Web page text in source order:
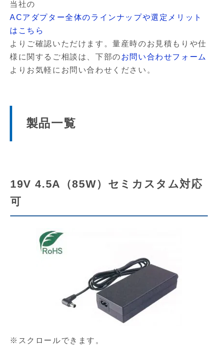
当社の
ACアダプター全体のラインナップや選定メリット
はこちら
よりご確認いただけます。量産時のお見積もりや仕
様に関するご相談は、下部のお問い合わせフォーム
よりお気軽にお問い合わせください。
製品一覧
19V 4.5A（85W）セミカスタム対応
可